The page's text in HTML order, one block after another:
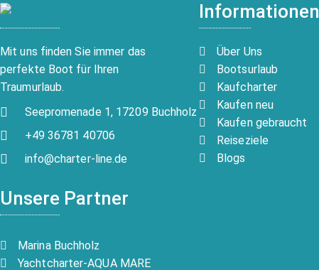
Mit uns finden Sie immer das
perfekte Boot für Ihren
Traumurlaub.
Seepromenade 1, 17209 Buchholz
+49 36781 40706
info@charter-line.de
Unsere Partner
Marina Buchholz
Yachtcharter-AQUA MARE
Informationen
Über Uns
Bootsurlaub
Kaufcharter
Kaufen neu
Kaufen gebraucht
Reiseziele
Blogs